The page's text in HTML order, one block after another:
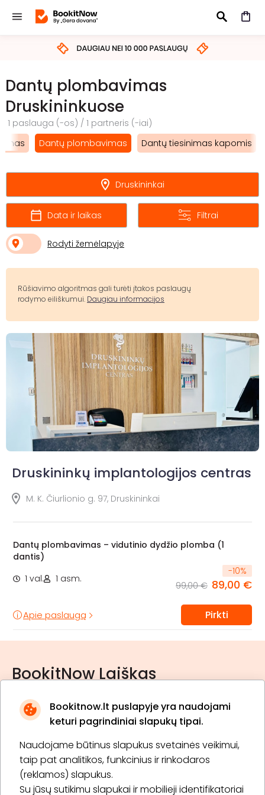
Bookitnow.lt puslapyje yra naudojami
keturi pagrindiniai slapukų tipai.
Naudojame būtinus slapukus svetainės veikimui,
taip pat analitikos, funkcinius ir rinkodaros
(reklamos) slapukus.
Su jūsų sutikimu slapukai ir mobilieji identifikatoriai
IEŠKOTI
Dantų plombavimas
Druskininkuose
1 paslauga (-os) / 1 partneris (-iai)
Dantų plombavimas Dantų tiesinimas kapomis
Druskininkai
Data ir laikas Filtrai
Rodyti žemėlapyje
Rūšiavimo algoritmas gali turėti įtakos paslaugų
rodymo eiliškumui. Daugiau informacijos
Druskininkų implantologijos centras
M. K. Čiurlionio g. 97, Druskininkai
Dantų plombavimas – vidutinio dydžio plomba (1
dantis)
1 val.
1 asm.
-10%
99,00 € 89,00 €
Apie paslaugą Pirkti
BookitNow Laiškas
* Susipažinau su privatumo politika
Prenumeruoti